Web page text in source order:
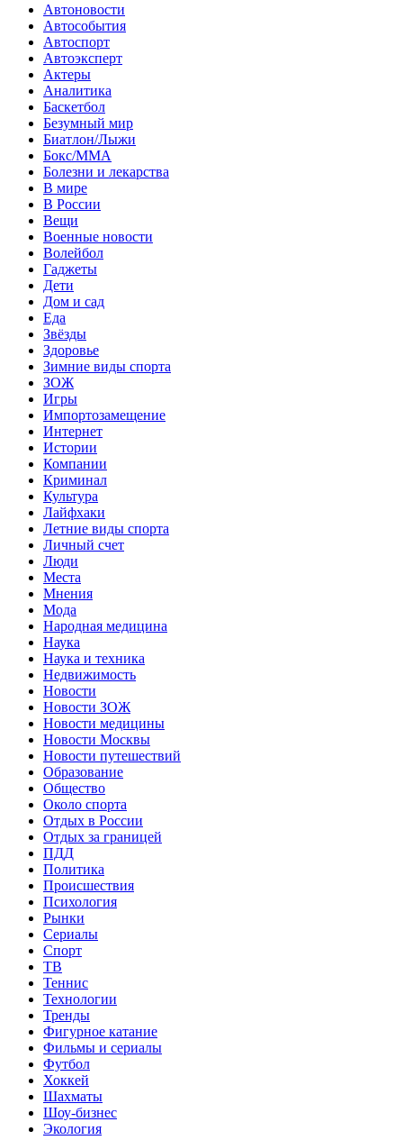
Автоновости
Автособытия
Автоспорт
Автоэксперт
Актеры
Аналитика
Баскетбол
Безумный мир
Биатлон/Лыжи
Бокс/MMA
Болезни и лекарства
В мире
В России
Вещи
Военные новости
Волейбол
Гаджеты
Дети
Дом и сад
Еда
Звёзды
Здоровье
Зимние виды спорта
ЗОЖ
Игры
Импортозамещение
Интернет
Истории
Компании
Криминал
Культура
Лайфхаки
Летние виды спорта
Личный счет
Люди
Места
Мнения
Мода
Народная медицина
Наука
Наука и техника
Недвижимость
Новости
Новости ЗОЖ
Новости медицины
Новости Москвы
Новости путешествий
Образование
Общество
Около спорта
Отдых в России
Отдых за границей
ПДД
Политика
Происшествия
Психология
Рынки
Сериалы
Спорт
ТВ
Теннис
Технологии
Тренды
Фигурное катание
Фильмы и сериалы
Футбол
Хоккей
Шахматы
Шоу-бизнес
Экология